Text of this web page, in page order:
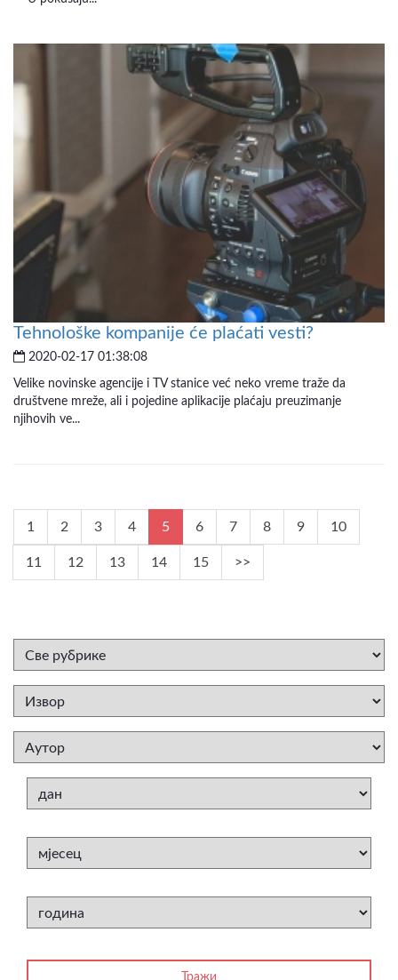
Tehnološke kompanije će plaćati vesti?
2020-02-17 01:38:08
Velike novinske agencije i TV stanice već neko vreme traže da
društvene mreže, ali i pojedine aplikacije plaćaju preuzimanje
njihovih ve...
1 2 3 4 5 6 7 8 9 10
11 12 13 14 15 >>